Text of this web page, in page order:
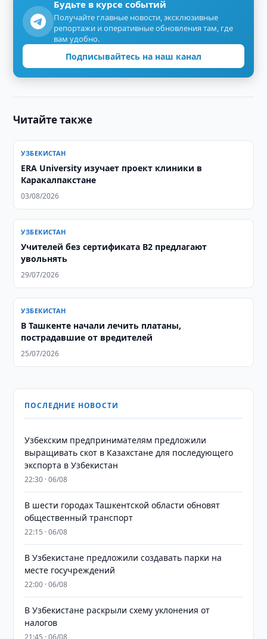
Будьте в курсе событий
Получайте главные новости, эксклюзивные
репортажи и оперативные обновления там, где
вам удобно.
Подписывайтесь на наш канал
Читайте также
УЗБЕКИСТАН
ERA University изучает проект клиники в
Каракалпакстане
03/08/2026
УЗБЕКИСТАН
Учителей без сертификата B2 предлагают
увольнять
29/07/2026
УЗБЕКИСТАН
В Ташкенте начали лечить платаны,
пострадавшие от вредителей
25/07/2026
ПОСЛЕДНИЕ НОВОСТИ
Узбекским предпринимателям предложили
выращивать скот в Казахстане для последующего
экспорта в Узбекистан
22:30 · 06/08
В шести городах Ташкентской области обновят
общественный транспорт
22:15 · 06/08
В Узбекистане предложили создавать парки на
месте госучреждений
22:00 · 06/08
В Узбекистане раскрыли схему уклонения от
налогов
21:45 · 06/08